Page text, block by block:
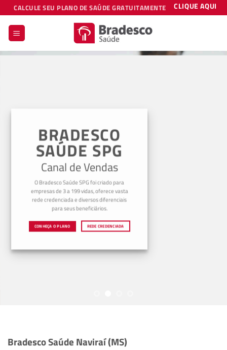
Skip
to
content
CALCULE SEU PLANO DE SAÚDE GRATUITAMENTE CLIQUE AQUI
BRADESCO
SAÚDE SPG
Canal de Vendas
O Bradesco Saúde SPG foi criado para
empresas de 3 a 199 vidas, oferece vasta
rede credenciada e diversos diferenciais
para seus beneficiários.
CONHEÇA O PLANO REDE CREDENCIADA
Bradesco Saúde Naviraí (MS)